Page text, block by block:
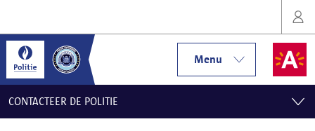
Menu
CONTACTEER DE POLITIE